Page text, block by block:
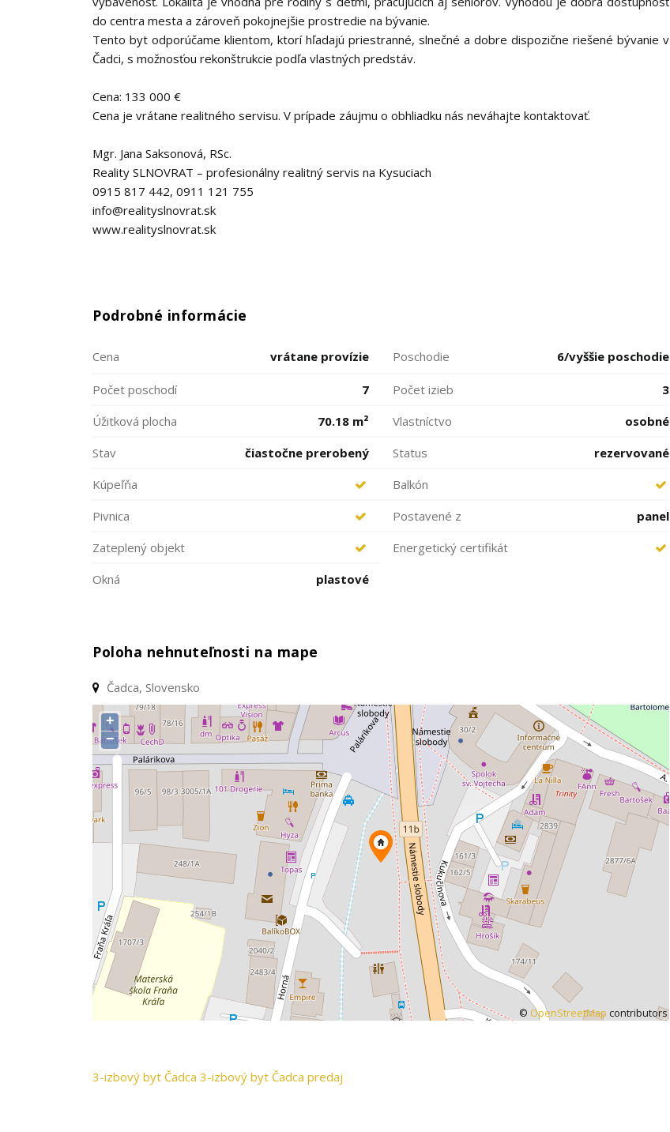
do centra mesta a zároveň pokojnejšie prostredie na bývanie.
Tento byt odporúčame klientom, ktorí hľadajú priestranné, slnečné a dobre dispozične riešené bývanie v
Čadci, s možnosťou rekonštrukcie podľa vlastných predstáv.
Cena: 133 000 €
Cena je vrátane realitného servisu. V prípade záujmu o obhliadku nás neváhajte kontaktovať.
Mgr. Jana Saksonová, RSc.
Reality SLNOVRAT – profesionálny realitný servis na Kysuciach
0915 817 442, 0911 121 755
info@realityslnovrat.sk
www.realityslnovrat.sk
Podrobné informácie
Cena vrátane provízie Poschodie 6/vyššie poschodie
Počet poschodí 7 Počet izieb
3
Úžitková plocha
70.18 m² Vlastníctvo
osobné
Stav
čiastočne prerobený Status
rezervované
Kúpeľňa
Balkón
Pivnica
Postavené z
panel
Zateplený objekt
Energetický certifikát
Okná
plastové
Poloha nehnuteľnosti na mape
Čadca, Slovensko
+
−
© OpenStreetMap contributors
3-izbový byt Čadca 3-izbový byt Čadca predaj